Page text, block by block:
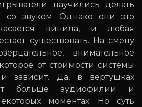
научились делать
со звуком. Однако они это
винила, и любая
существовать. На смену
внимательное
от стоимости системы
зависит. Да, в вертушках
больше аудиофилии и
моментах. Но суть